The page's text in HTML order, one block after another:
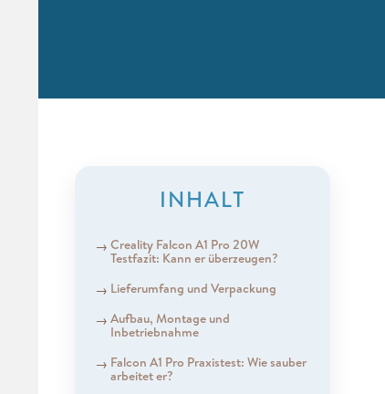
INHALT
Creality Falcon A1 Pro 20W
Testfazit: Kann er überzeugen?
Lieferumfang und Verpackung
Aufbau, Montage und
Inbetriebnahme
Falcon A1 Pro Praxistest: Wie sauber
arbeitet er?